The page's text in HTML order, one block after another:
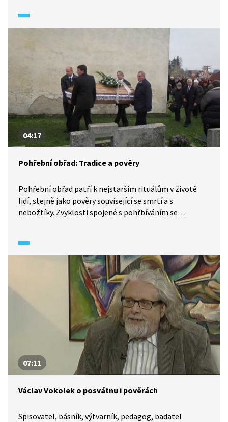
04:17
Pohřební obřad: Tradice a pověry
Pohřební obřad patří k nejstarším rituálům v životě
lidí, stejně jako pověry související se smrtí a s
nebožtíky. Zvyklosti spojené s pohřbíváním se
07:11
Václav Vokolek o posvátnu i pověrách
Spisovatel, básník, výtvarník, pedagog, badatel